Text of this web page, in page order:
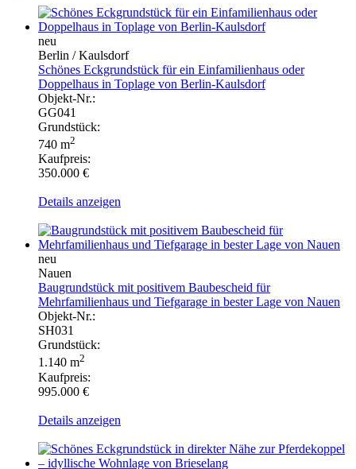
neu
Berlin / Kaulsdorf
Schönes Eckgrundstück für ein Einfamilienhaus oder
Doppelhaus in Toplage von Berlin-Kaulsdorf
Objekt-Nr.:
GG041
Grundstück:
740 m2
Kaufpreis:
350.000 €
Details anzeigen
neu
Nauen
Baugrundstück mit positivem Baubescheid für
Mehrfamilienhaus und Tiefgarage in bester Lage von Nauen
Objekt-Nr.:
SH031
Grundstück:
1.140 m2
Kaufpreis:
995.000 €
Details anzeigen